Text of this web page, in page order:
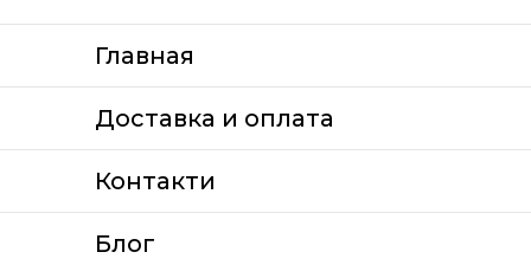
Главная
Доставка и оплата
Контакти
Блог